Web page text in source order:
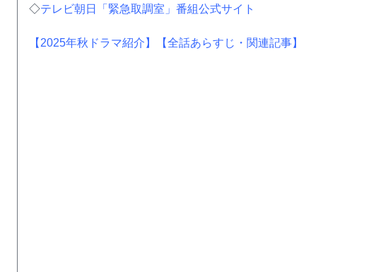
◇テレビ朝日「緊急取調室」番組公式サイト
【2025年秋ドラマ紹介】 【全話あらすじ・関連記事】